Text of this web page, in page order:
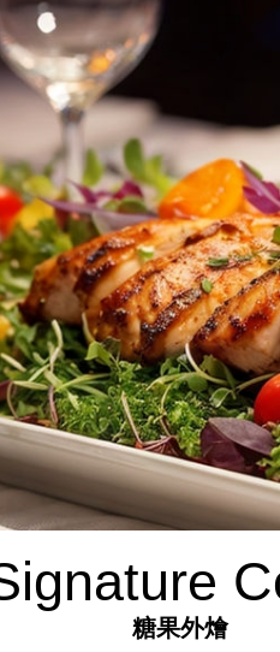
糖果外燴